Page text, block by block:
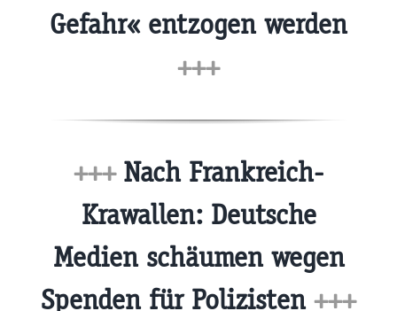
Gefahr« entzogen werden
+++
+++Nach Frankreich-
Krawallen: Deutsche
Medien schäumen wegen
Spenden für Polizisten +++